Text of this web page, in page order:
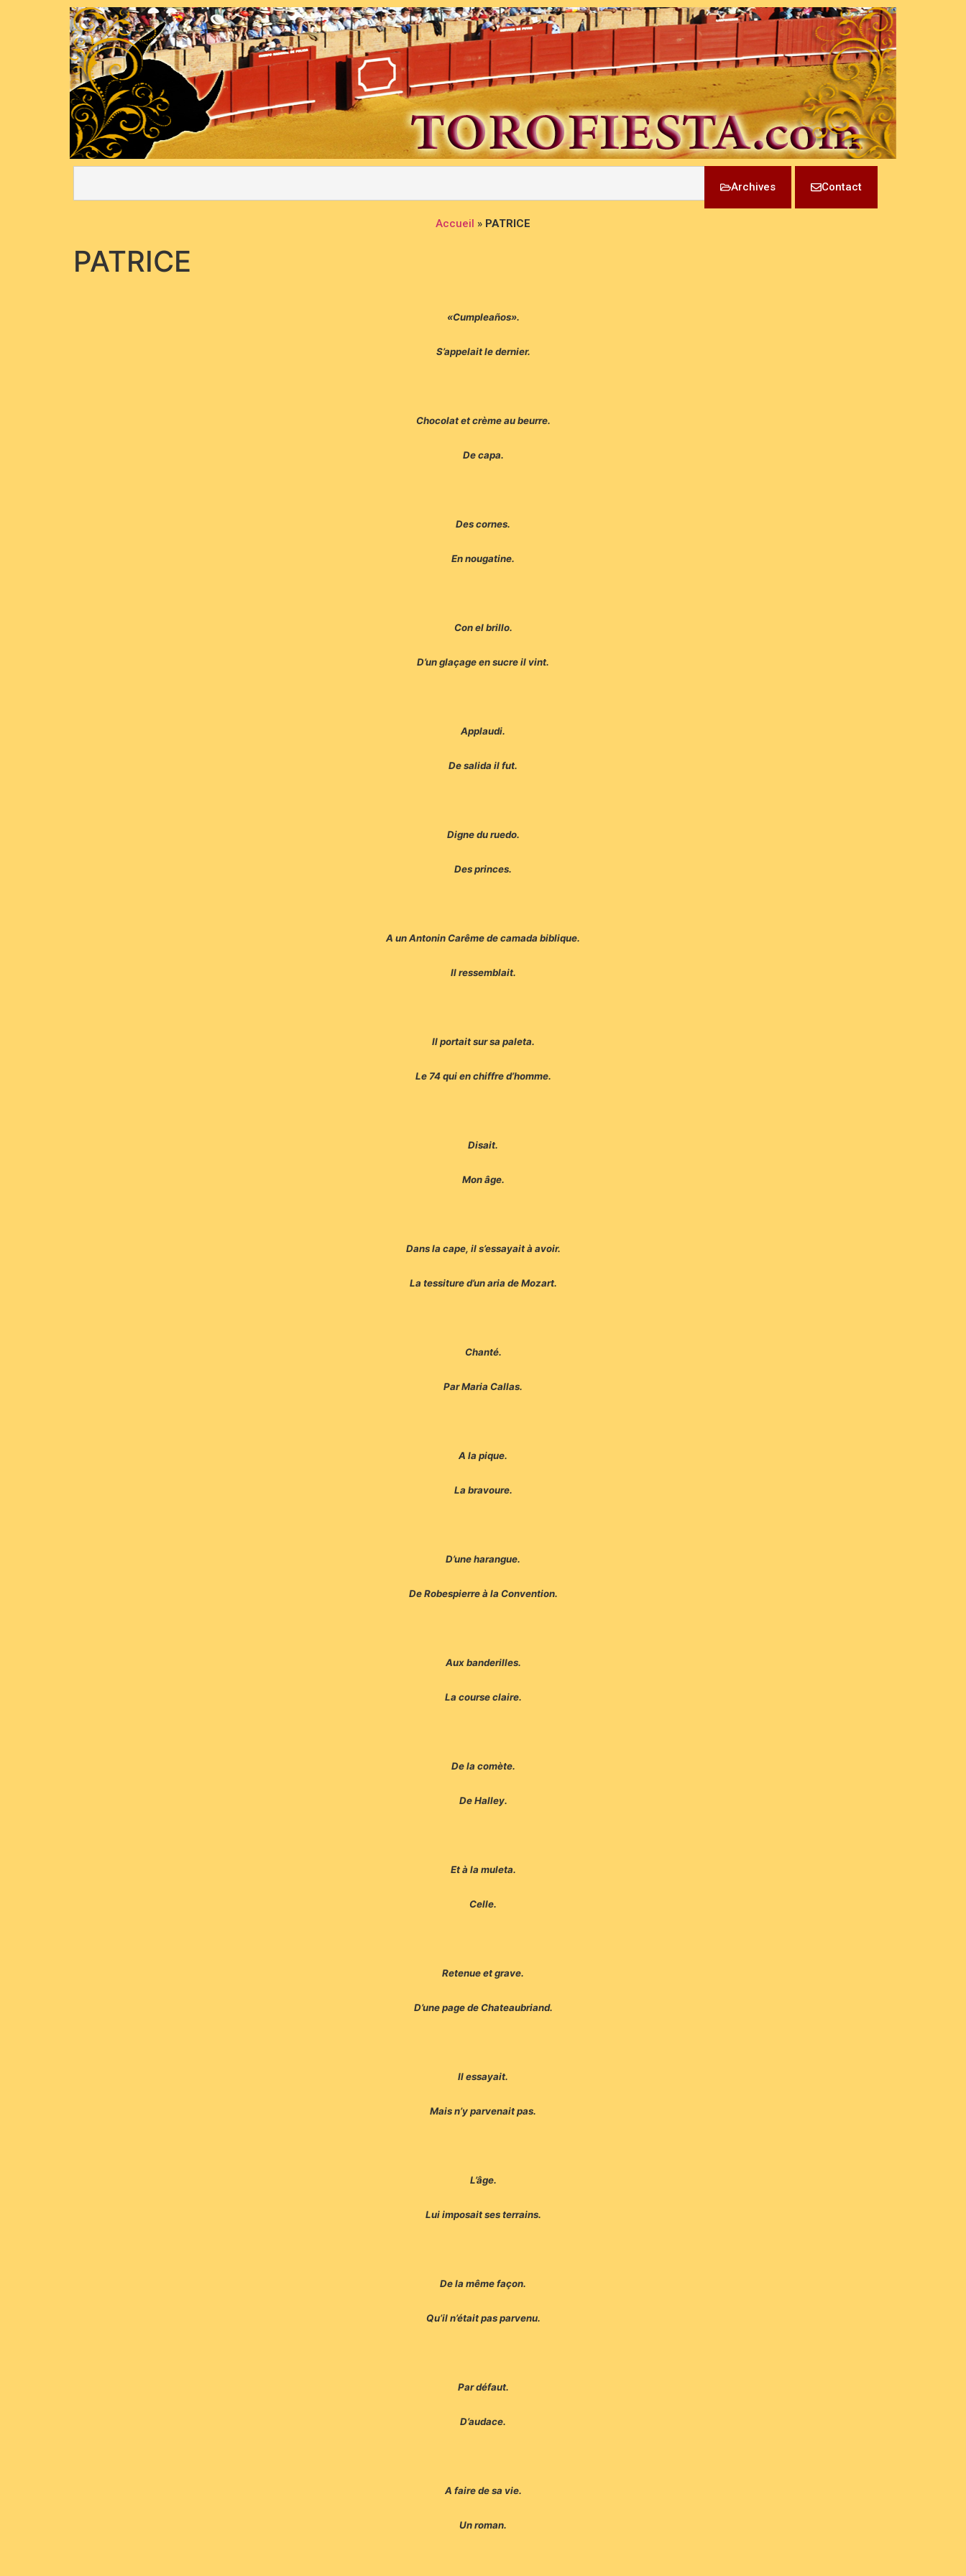
Archives Contact
Accueil » PATRICE
PATRICE
«Cumpleaños».
S’appelait le dernier.
Chocolat et crème au beurre.
De capa.
Des cornes.
En nougatine.
Con el brillo.
D’un glaçage en sucre il vint.
Applaudi.
De salida il fut.
Digne du ruedo.
Des princes.
A un Antonin Carême de camada biblique.
Il ressemblait.
Il portait sur sa paleta.
Le 74 qui en chiffre d’homme.
Disait.
Mon âge.
Dans la cape, il s’essayait à avoir.
La tessiture d’un aria de Mozart.
Chanté.
Par Maria Callas.
A la pique.
La bravoure.
D’une harangue.
De Robespierre à la Convention.
Aux banderilles.
La course claire.
De la comète.
De Halley.
Et à la muleta.
Celle.
Retenue et grave.
D’une page de Chateaubriand.
Il essayait.
Mais n’y parvenait pas.
L’âge.
Lui imposait ses terrains.
De la même façon.
Qu’il n’était pas parvenu.
Par défaut.
D’audace.
A faire de sa vie.
Un roman.